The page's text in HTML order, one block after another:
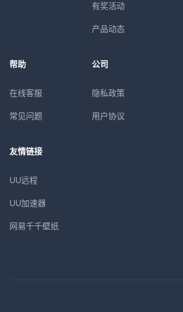
有奖活动
产品动态
帮助
在线客服
常见问题
公司
隐私政策
用户协议
友情链接
UU远程
UU加速器
网易千千壁纸